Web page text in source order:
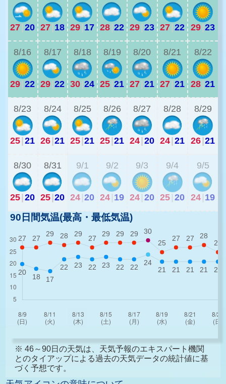
27|20 27|18 29|17 28|22 29|23 27|22 29|23
8/16
29|22
8/17
29|22
8/18
30|24
8/19
25|21
8/20
27|21
8/21
27|21
8/22
28|21
8/23
25|21
8/24
26|21
8/25
25|21
8/26
25|21
8/27
24|20
8/28
24|21
8/29
26|21
8/30
25|20
8/31
25|20
9/1
24 20
9/2
24 19
9/3
24 20
9/4
25 20
9/5
24 19
90日間気温(最高・最低気温)
※ 46～90日の天気は、天気予報のエキスパート機関
とのタイアップによる過去の天気データの統計値に基
づく予想です。